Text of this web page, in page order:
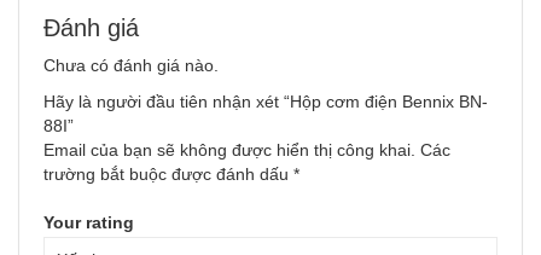
Đánh giá
Chưa có đánh giá nào.
Hãy là người đầu tiên nhận xét “Hộp cơm điện Bennix BN-
88I”
Email của bạn sẽ không được hiển thị công khai. Các
trường bắt buộc được đánh dấu *
Your rating